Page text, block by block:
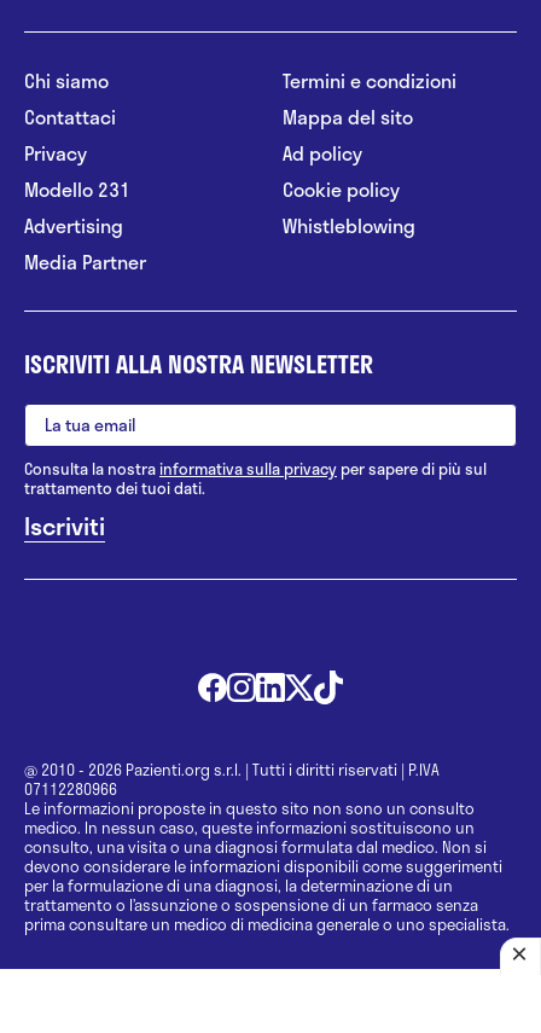
Chi siamo
Contattaci
Privacy
Modello 231
Advertising
Media Partner
Termini e condizioni
Mappa del sito
Ad policy
Cookie policy
Whistleblowing
ISCRIVITI ALLA NOSTRA NEWSLETTER
Consulta la nostrainformativa sulla privacy per sapere di più sul
trattamento dei tuoi dati.
@ 2010 - 2026 Pazienti.org s.r.l. | Tutti i diritti riservati | P.IVA
07112280966
Le informazioni proposte in questo sito non sono un consulto
medico. In nessun caso, queste informazioni sostituiscono un
consulto, una visita o una diagnosi formulata dal medico. Non si
devono considerare le informazioni disponibili come suggerimenti
per la formulazione di una diagnosi, la determinazione di un
trattamento o l’assunzione o sospensione di un farmaco senza
prima consultare un medico di medicina generale o uno specialista.